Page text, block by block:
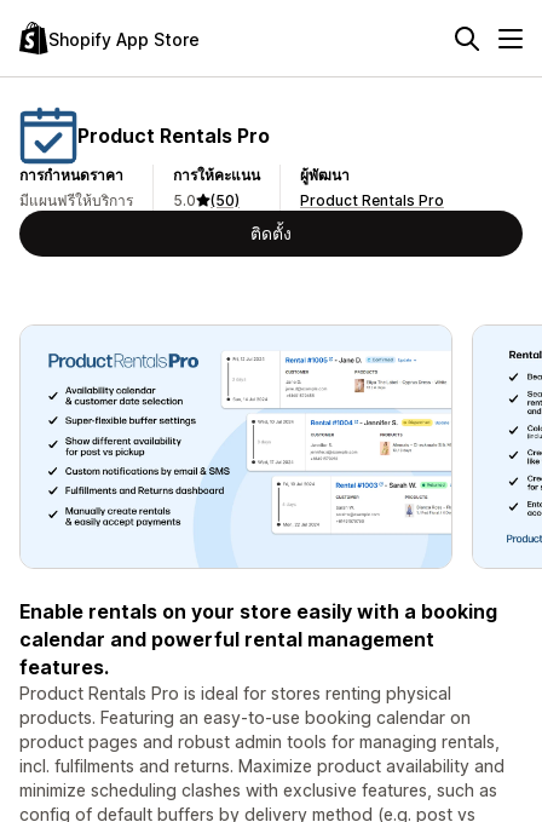
Shopify App Store
Product Rentals Pro
การกำหนดราคา
มีแผนฟรีให้บริการ
การให้คะแนน
5.0
(50)
ผู้พัฒนา
Product Rentals Pro
ติดตั้ง
Enable rentals on your store easily with a booking
calendar and powerful rental management
features.
Product Rentals Pro is ideal for stores renting physical
products. Featuring an easy-to-use booking calendar on
product pages and robust admin tools for managing rentals,
incl. fulfilments and returns. Maximize product availability and
minimize scheduling clashes with exclusive features, such as
config of default buffers by delivery method (e.g. post vs